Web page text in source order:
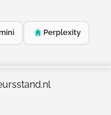
Perplexity